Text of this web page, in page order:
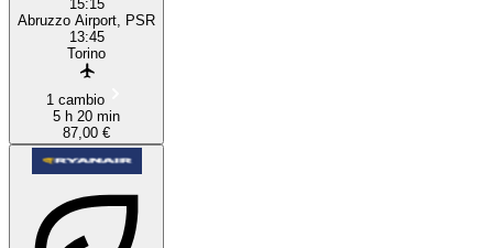
15:15
Abruzzo Airport, PSR
13:45
Torino
1 cambio
5 h 20 min
87,00 €